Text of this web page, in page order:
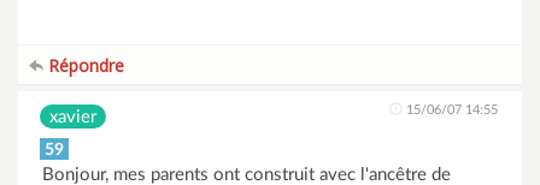
Répondre
xavier 15/06/07 14:55
59
Bonjour, mes parents ont construit avec l'ancêtre de